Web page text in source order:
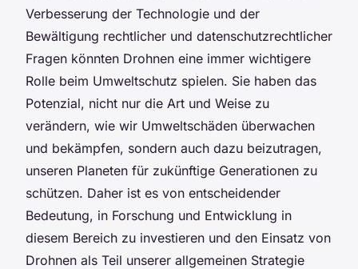
Verbesserung der Technologie und der
Bewältigung rechtlicher und datenschutzrechtlicher
Fragen könnten Drohnen eine immer wichtigere
Rolle beim Umweltschutz spielen. Sie haben das
Potenzial, nicht nur die Art und Weise zu
verändern, wie wir Umweltschäden überwachen
und bekämpfen, sondern auch dazu beizutragen,
unseren Planeten für zukünftige Generationen zu
schützen. Daher ist es von entscheidender
Bedeutung, in Forschung und Entwicklung in
diesem Bereich zu investieren und den Einsatz von
Drohnen als Teil unserer allgemeinen Strategie